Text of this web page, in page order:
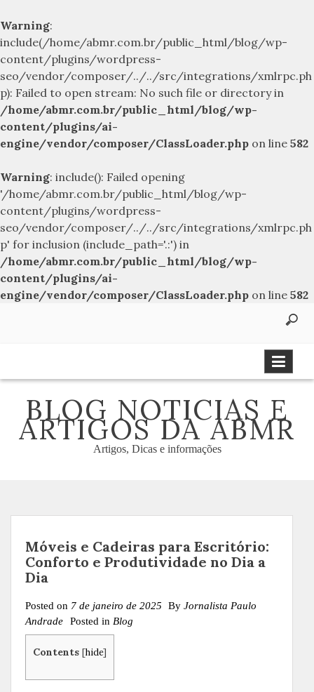
Warning:
include(/home/abmr.com.br/public_html/blog/wp-
content/plugins/wordpress-
seo/vendor/composer/../../src/integrations/xmlrpc.ph
p): Failed to open stream: No such file or directory in
/home/abmr.com.br/public_html/blog/wp-
content/plugins/ai-
engine/vendor/composer/ClassLoader.php on line 582
Warning: include(): Failed opening
'/home/abmr.com.br/public_html/blog/wp-
content/plugins/wordpress-
seo/vendor/composer/../../src/integrations/xmlrpc.ph
p' for inclusion (include_path='.:') in
/home/abmr.com.br/public_html/blog/wp-
content/plugins/ai-
engine/vendor/composer/ClassLoader.php on line 582
BLOG NOTICIAS E
ARTIGOS DA ABMR
Artigos, Dicas e informações
Móveis e Cadeiras para Escritório:
Conforto e Produtividade no Dia a
Dia
Posted on 7 de janeiro de 2025 By Jornalista Paulo
Andrade
Posted in Blog
Contents [hide]